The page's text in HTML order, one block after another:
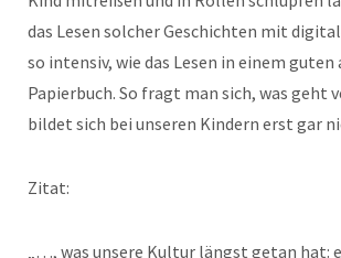
das Lesen solcher Geschichten mit
so intensiv, wie das Lesen in einem guten
Papierbuch. So fragt man sich, was geht
bildet sich bei unseren Kindern erst gar
Zitat:
„…, was unsere Kultur längst getan hat: